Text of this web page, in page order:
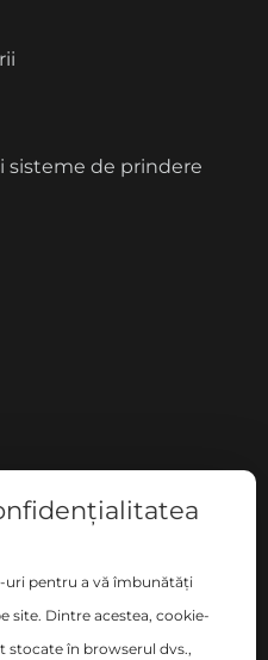
sisteme de prindere
uri pentru a vă îmbunătăți
site. Dintre acestea, cookie-
stocate în browserul dvs.,